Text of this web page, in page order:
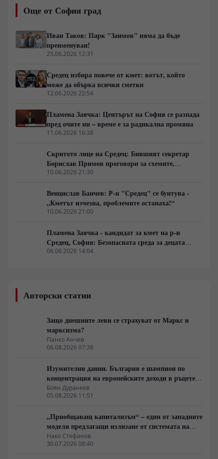
необходимостта от по-ефективни политики за
превенция, подкрепа и ранна реакция.
Още от София град
Иван Таков: Парк "Заимов" няма да бъде
преименуван!
25.06.2026 12:31
Средец избира повече от кмет: вотът, който
може да обърка всички сметки
12.06.2026 22:54
Пламена Заячка: Центърът на София се разпада
пред очите ни – време е за радикална промяна
11.06.2026 16:38
Скритото лице на Средец: Бившият секретар
Борислав Примов проговори за схемите,
назначенията и парите около Трайчо Трайков
10.06.2026 21:30
Венцислав Банчев: Р-н "Средец" се бунтува -
„Кметът изчезна, проблемите останаха!“
10.06.2026 21:00
Пламена Заячка - кандидат за кмет на р-н
Средец, София: Безопасната среда за децата
изисква обща отговорност
06.06.2026 14:04
Авторски статии
Защо днешните леви се страхуват от Маркс и
марксизма?
Панко Анчев
06.08.2026 07:38
Изумителни данни. България е шампион по
концентрация на европейските доходи в ръцете
на най-богатия 1%, надминава и САЩ
Боян Дуранкев
05.08.2026 11:51
„Приобщаващ капитализъм“ – един от западните
модели предлагащи излизане от системата на
неолиберализма
Нако Стефанов
30.07.2026 08:40